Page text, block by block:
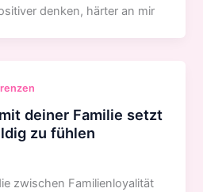
denken, härter an mir
deiner Familie setzt
zu fühlen
zwischen Familienloyalität